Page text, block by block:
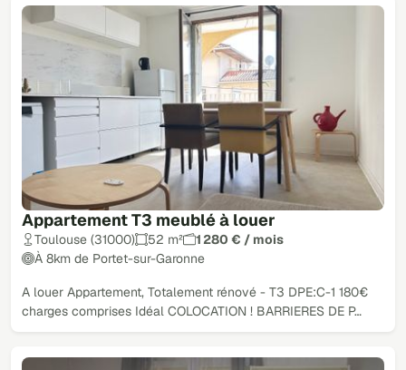
Appartement T3 meublé à louer
Toulouse (31000) 52 m²
1 280 € / mois
À 8km de Portet-sur-Garonne
A louer Appartement, Totalement rénové - T3 DPE:C-1 180€
charges comprises Idéal COLOCATION ! BARRIERES DE P…